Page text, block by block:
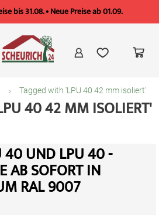
bis 31.08. • Neue Preise ab 01.09.
Tagged with 'LPU 40 42 mm isoliert'
40 42 MM ISOLIERT'
40 UND LPU 40 -
AB SOFORT IN
RAL 9007